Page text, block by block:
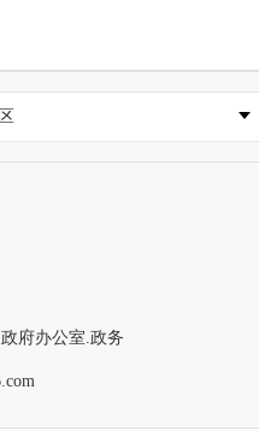
府办公室.政务